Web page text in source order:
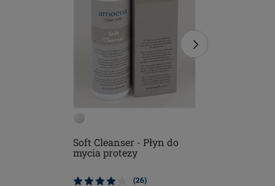
Soft Cleanser - Płyn do
mycia protezy
(26)